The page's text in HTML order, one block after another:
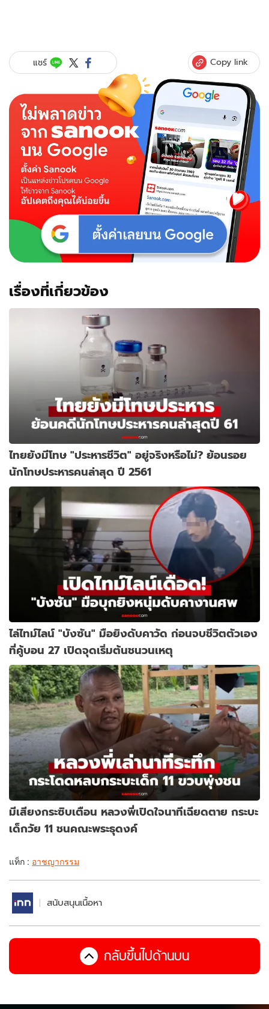
แชร์ Copy link
เรื่องที่เกี่ยวข้อง
ไทยยังมีโทษ "ประหารชีวิต" อยู่จริงหรือไม่? ย้อนรอย
นักโทษประหารคนล่าสุด ปี 2561
ไล่ไทม์ไลน์ "บังซัน" มือยิงดับคาวัด ก่อนจบชีวิตตัวเอง
ที่คู้บอน 27 เปิดจุดเริ่มต้นชนวนเหตุ
มีเสียงกระซิบเตือน หลวงพี่เปิดใจนาทีเฉียดตาย กระบะ
เด็กวัย 11 ชนคณะพระธุดงค์
แท็ก : อาชญากรรม
สนับสนุนเนื้อหา
กลับขึ้นไปด้านบน